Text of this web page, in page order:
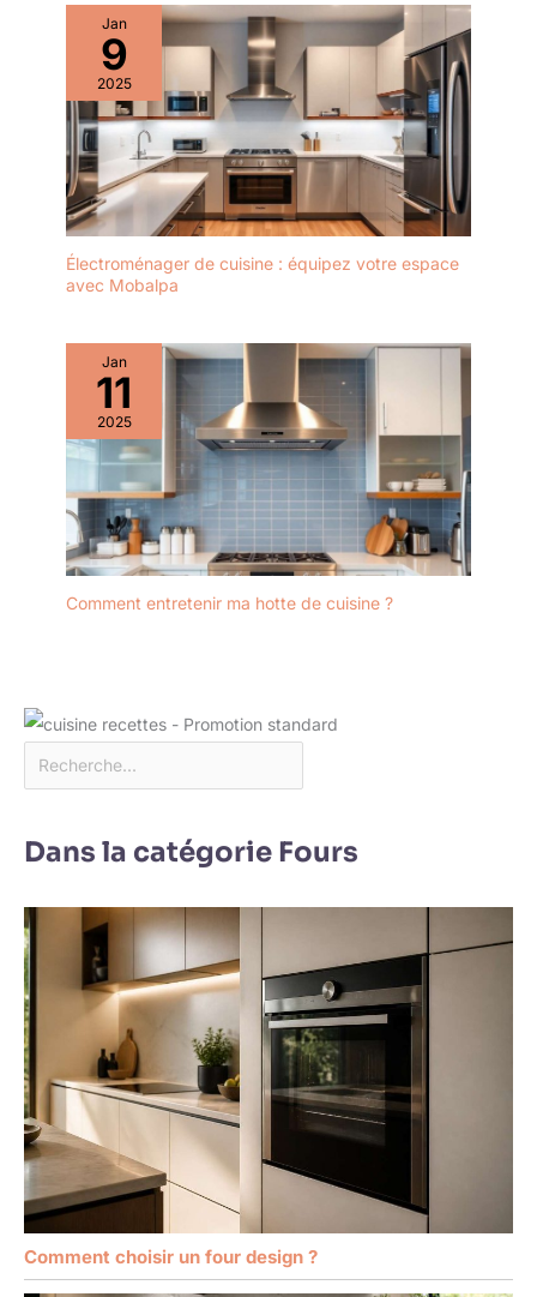
Jan
9
2025
Électroménager de cuisine : équipez votre espace
avec Mobalpa
Jan
11
2025
Comment entretenir ma hotte de cuisine ?
Dans la catégorie Fours
Comment choisir un four design ?